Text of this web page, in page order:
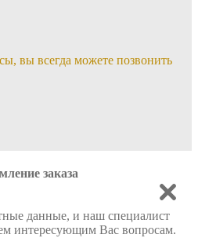
вы всегда можете позвонить
заказа
данные, и наш специалист
интересующим Вас вопросам.